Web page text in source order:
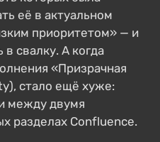
её в актуальном
приоритетом» — и
свалку. А когда
«Призрачная
стало ещё хуже:
между двумя
разделах Confluence.